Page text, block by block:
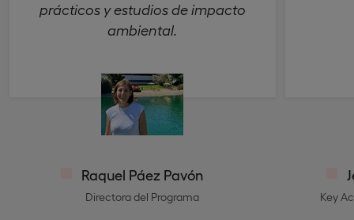
prácticos y estudios de impacto
ambiental.
Raquel Páez Pavón
Directora del Programa Key